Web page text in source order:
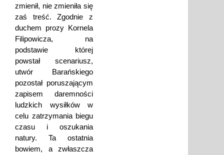
zmienił, nie zmieniła się
zaś treść. Zgodnie z
duchem prozy Kornela
Filipowicza, na
podstawie której
powstał scenariusz,
utwór Barańskiego
pozostał poruszającym
zapisem daremności
ludzkich wysiłków w
celu zatrzymania biegu
czasu i oszukania
natury. Ta ostatnia
bowiem, a zwłaszcza